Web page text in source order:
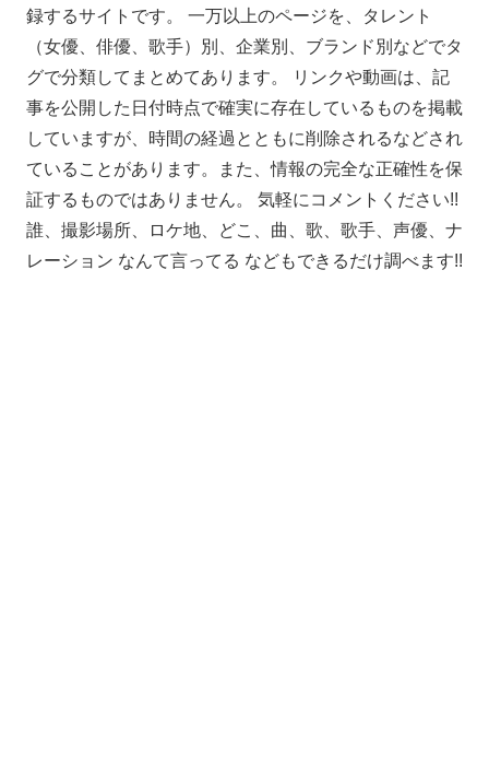
録するサイトです。 一万以上のページを、タレント
（女優、俳優、歌手）別、企業別、ブランド別などでタ
グで分類してまとめてあります。 リンクや動画は、記
事を公開した日付時点で確実に存在しているものを掲載
していますが、時間の経過とともに削除されるなどされ
ていることがあります。また、情報の完全な正確性を保
証するものではありません。 気軽にコメントください!!
誰、撮影場所、ロケ地、どこ、曲、歌、歌手、声優、ナ
レーション なんて言ってる などもできるだけ調べます!!